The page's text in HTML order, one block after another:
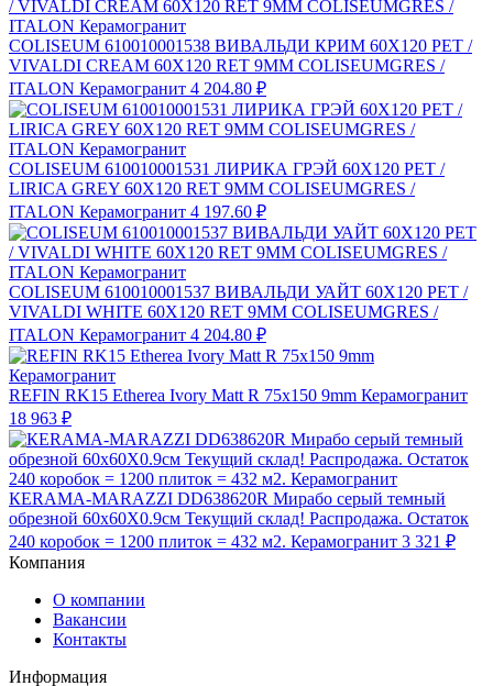
COLISEUM 610010001538 ВИВАЛЬДИ КРИМ 60X120 РЕТ /
VIVALDI CREAM 60X120 RET 9MM COLISEUMGRES /
ITALON Керамогранит 4 204.80 ₽
COLISEUM 610010001531 ЛИРИКА ГРЭЙ 60X120 РЕТ /
LIRICA GREY 60X120 RET 9MM COLISEUMGRES /
ITALON Керамогранит 4 197.60 ₽
COLISEUM 610010001537 ВИВАЛЬДИ УАЙТ 60X120 РЕТ /
VIVALDI WHITE 60X120 RET 9MM COLISEUMGRES /
ITALON Керамогранит 4 204.80 ₽
REFIN RK15 Etherea Ivory Matt R 75x150 9mm Керамогранит
18 963 ₽
КЕRAMA-MARAZZI DD638620R Мирабо серый темный
обрезной 60х60X0.9см Текущий склад! Распродажа. Остаток
240 коробок = 1200 плиток = 432 м2. Керамогранит 3 321 ₽
Компания
О компании
Вакансии
Контакты
Информация